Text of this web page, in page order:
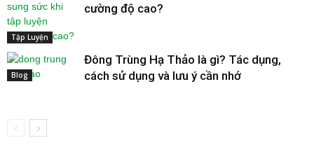
Tập Luyện
cường độ cao?
Blog
Đông Trùng Hạ Thảo là gì? Tác dụng,
cách sử dụng và lưu ý cần nhớ